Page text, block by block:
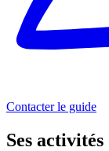
Contacter le guide
Ses activités